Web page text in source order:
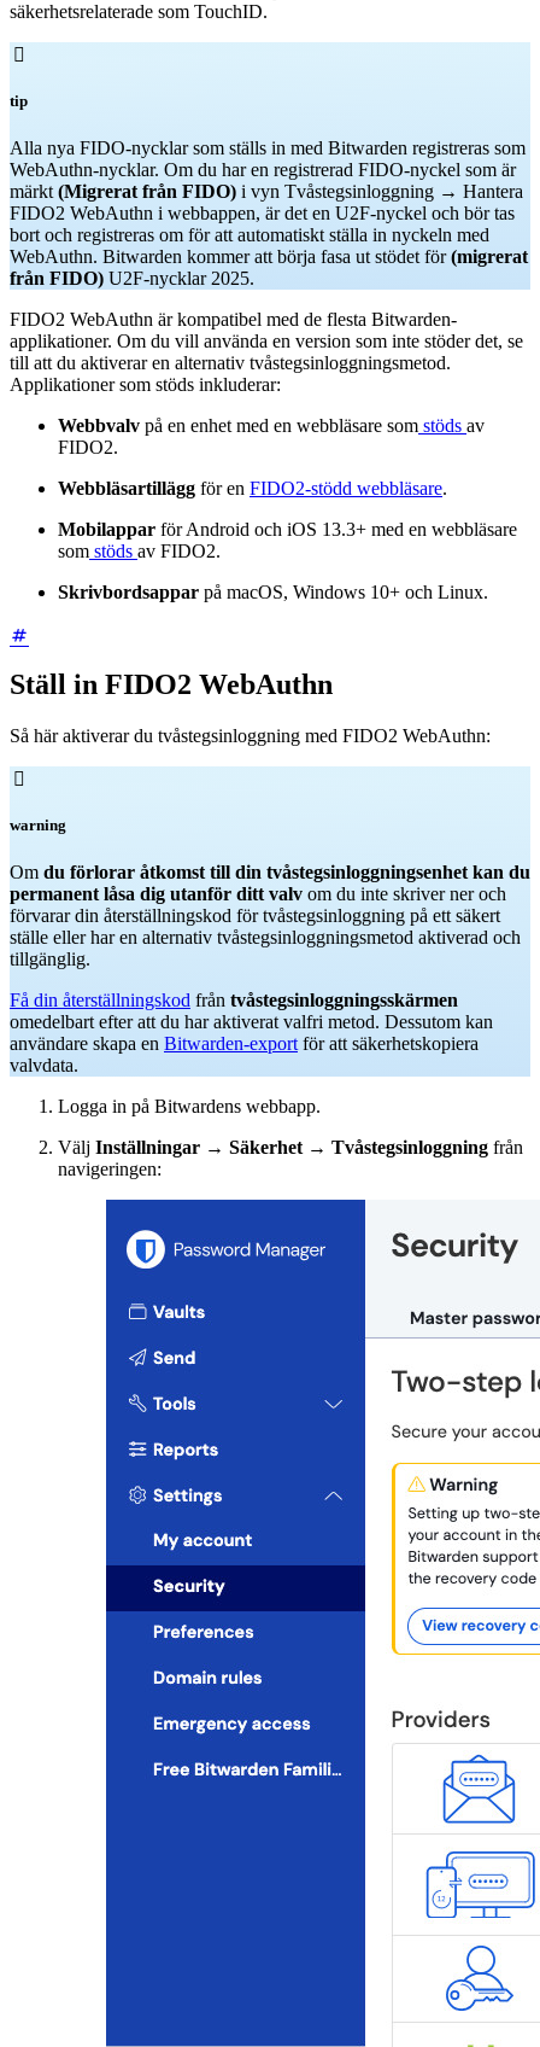
säkerhetsrelaterade som TouchID.

tip
Alla nya FIDO-nycklar som ställs in med Bitwarden registreras som
WebAuthn-nycklar. Om du har en registrerad FIDO-nyckel som är
märkt (Migrerat från FIDO) i vyn Tvåstegsinloggning → Hantera
FIDO2 WebAuthn i webbappen, är det en U2F-nyckel och bör tas
bort och registreras om för att automatiskt ställa in nyckeln med
WebAuthn. Bitwarden kommer att börja fasa ut stödet för(migrerat
från FIDO) U2F-nycklar 2025.
FIDO2 WebAuthn är kompatibel med de flesta Bitwarden-
applikationer. Om du vill använda en version som inte stöder det, se
till att du aktiverar en alternativ tvåstegsinloggningsmetod.
Applikationer som stöds inkluderar:
Webbvalv på en enhet med en webbläsare som stöds av
FIDO2.
Webbläsartillägg för en FIDO2-stödd webbläsare.
Mobilappar för Android och iOS 13.3+ med en webbläsare
som stöds av FIDO2.
Skrivbordsappar på macOS, Windows 10+ och Linux.
Ställ in FIDO2 WebAuthn
Så här aktiverar du tvåstegsinloggning med FIDO2 WebAuthn:

warning
Om du förlorar åtkomst till din tvåstegsinloggningsenhet kan du
permanent låsa dig utanför ditt valv om du inte skriver ner och
förvarar din återställningskod för tvåstegsinloggning på ett säkert
ställe eller har en alternativ tvåstegsinloggningsmetod aktiverad och
tillgänglig.
Få din återställningskod från tvåstegsinloggningsskärmen
omedelbart efter att du har aktiverat valfri metod. Dessutom kan
användare skapa en Bitwarden-export för att säkerhetskopiera
valvdata.
Logga in på Bitwardens webbapp.
Välj Inställningar → Säkerhet → Tvåstegsinloggning från
navigeringen: